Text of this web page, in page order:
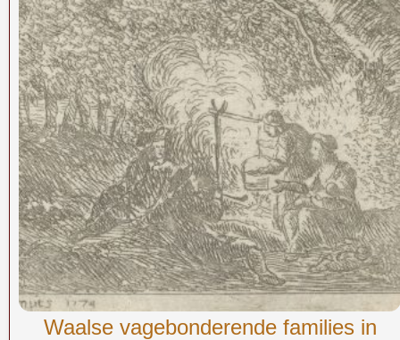
Waalse vagebonderende families in